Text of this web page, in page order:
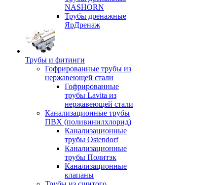
NASHORN
Трубы дренажные
ЯрДренаж
Трубы и фитинги
Гофрированные трубы из
нержавеющей стали
Гофрированные
трубы Lavita из
нержавеющей стали
Канализационные трубы
ПВХ (поливинилхлорид)
Канализационные
трубы Ostendorf
Канализационные
трубы Политэк
Канализационные
клапаны